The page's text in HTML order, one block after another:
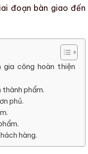
đoạn bàn giao đến
công hoàn thiện
thành phẩm.
phủ.
hàng.